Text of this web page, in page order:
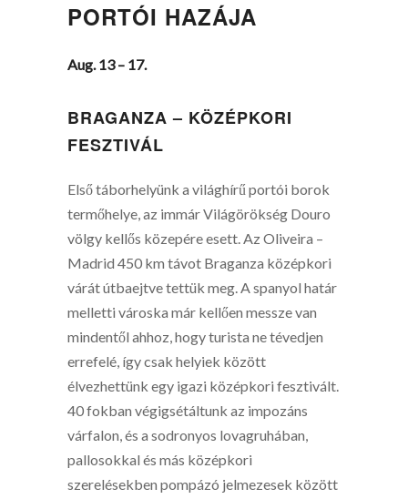
PORTÓI HAZÁJA
Aug. 13 – 17.
BRAGANZA – KÖZÉPKORI
FESZTIVÁL
Első táborhelyünk a világhírű portói borok
termőhelye, az immár Világörökség Douro
völgy kellős közepére esett. Az Oliveira –
Madrid 450 km távot Braganza középkori
várát útbaejtve tettük meg. A spanyol határ
melletti városka már kellően messze van
mindentől ahhoz, hogy turista ne tévedjen
errefelé, így csak helyiek között
élvezhettünk egy igazi középkori fesztivált.
40 fokban végigsétáltunk az impozáns
várfalon, és a sodronyos lovagruhában,
pallosokkal és más középkori
szerelésekben pompázó jelmezesek között